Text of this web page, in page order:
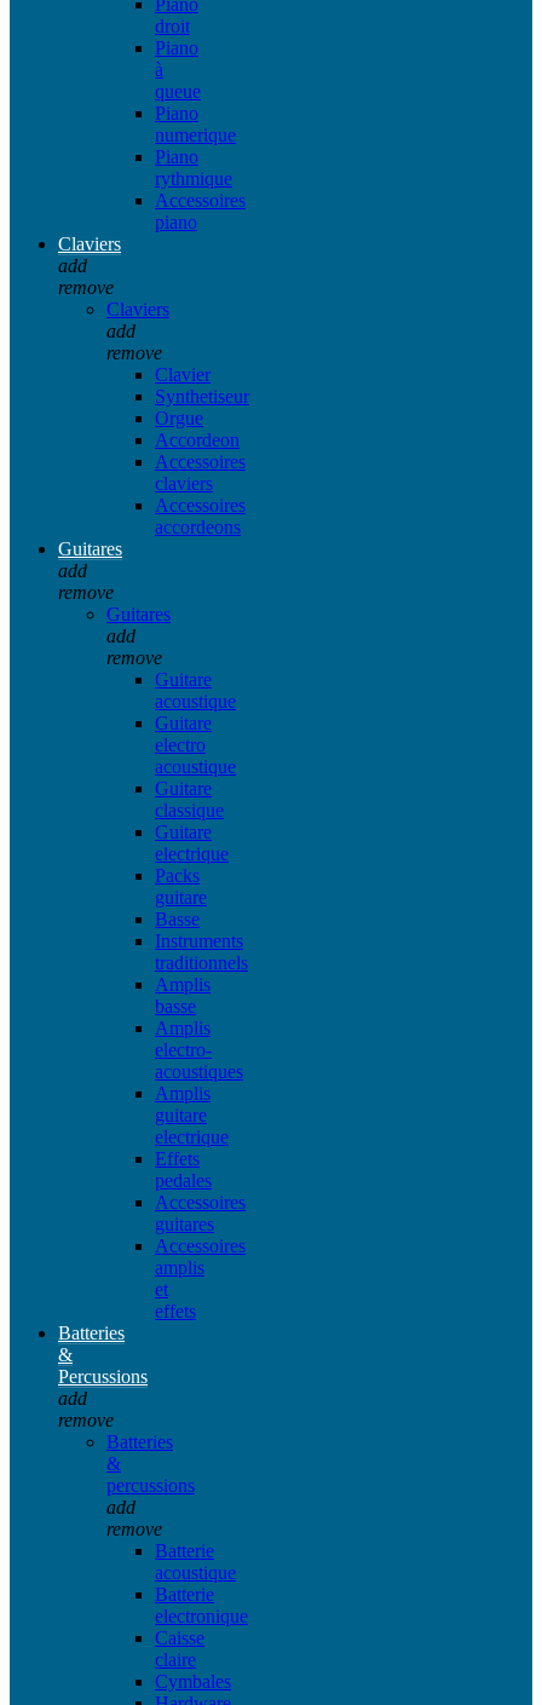
droit
Piano
à
queue
Piano
numerique
Piano
rythmique
Accessoires
piano
Claviers
add
remove
Claviers
add
remove
Clavier
Synthetiseur
Orgue
Accordeon
Accessoires
claviers
Accessoires
accordeons
Guitares
add
remove
Guitares
add
remove
Guitare
acoustique
Guitare
electro
acoustique
Guitare
classique
Guitare
electrique
Packs
guitare
Basse
Instruments
traditionnels
Amplis
basse
Amplis
electro-
acoustiques
Amplis
guitare
electrique
Effets
pedales
Accessoires
guitares
Accessoires
amplis
et
effets
Batteries
&
Percussions
add
remove
Batteries
&
percussions
add
remove
Batterie
acoustique
Batterie
electronique
Caisse
claire
Cymbales